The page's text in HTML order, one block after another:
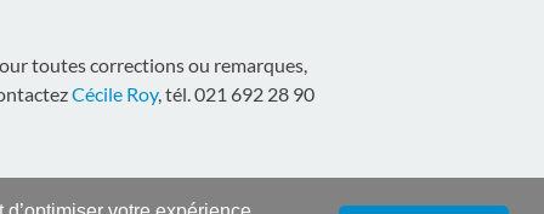
toutes corrections ou remarques,
Cécile Roy, tél. 021 692 28 90